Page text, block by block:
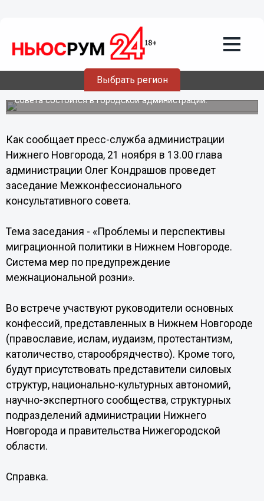
Выбрать регион
Нижегородские представители разных
конфессий обсудят вопросы
миграционной политики
Заседание Межконфессионального консультативного
совета состоится в городской администрации.
Как сообщает пресс-служба администрации
Нижнего Новгорода, 21 ноября в 13.00 глава
администрации Олег Кондрашов проведет
заседание Межконфессионального
консультативного совета.
Тема заседания - «Проблемы и перспективы
миграционной политики в Нижнем Новгороде.
Система мер по предупреждение
межнациональной розни».
Во встрече участвуют руководители основных
конфессий, представленных в Нижнем Новгороде
(православие, ислам, иудаизм, протестантизм,
католичество, старообрядчество). Кроме того,
будут присутствовать представители силовых
структур, национально-культурных автономий,
научно-экспертного сообщества, структурных
подразделений администрации Нижнего
Новгорода и правительства Нижегородской
области.
Справка.